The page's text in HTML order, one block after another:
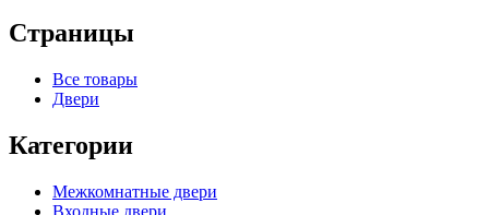
Страницы
Все товары
Двери
Категории
Межкомнатные двери
Входные двери